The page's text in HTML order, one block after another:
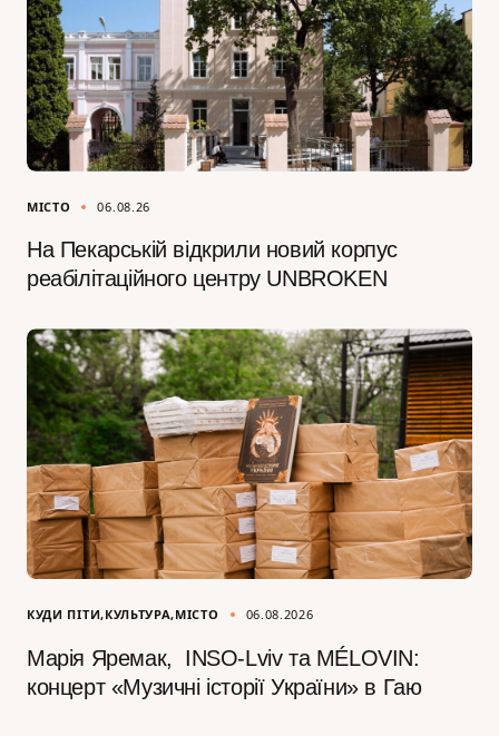
МІСТО 06.08.26
На Пекарській відкрили новий корпус
реабілітаційного центру UNBROKEN
КУДИ ПІТИ КУЛЬТУРА МІСТО 06.08.2026
Марія Яремак, INSO-Lviv та MÉLOVIN:
концерт «Музичні історії України» в Гаю